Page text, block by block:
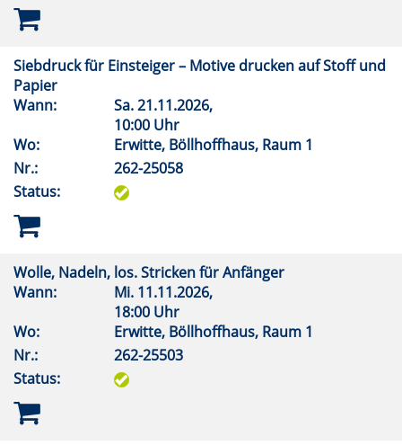
Siebdruck für Einsteiger – Motive drucken auf Stoff und
Papier
Wann:
Sa.21.11.2026,
10:00 Uhr
Wo:
Erwitte, Böllhoffhaus, Raum 1
Nr.:
262-25058
Status:
Wolle, Nadeln, los. Stricken für Anfänger
Wann:
Mi. 11.11.2026,
18:00 Uhr
Wo:
Erwitte, Böllhoffhaus, Raum 1
Nr.:
262-25503
Status: